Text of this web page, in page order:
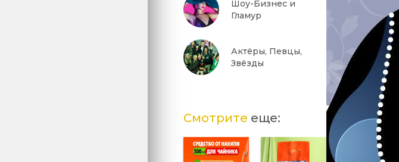
Шоу-Бизнес и
Гламур
Актёры, Певцы,
Звёзды
Смотрите еще: